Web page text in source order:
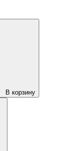
В корзину